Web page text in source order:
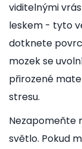
viditelnými
leskem - tyto
dotknete
mozek se
přirozené
stresu.
Nezapomeňte
světlo. Pokud